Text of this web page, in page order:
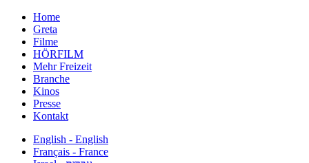
Home
Greta
Filme
HÖRFILM
Mehr Freizeit
Branche
Kinos
Presse
Kontakt
English - English
Français - France